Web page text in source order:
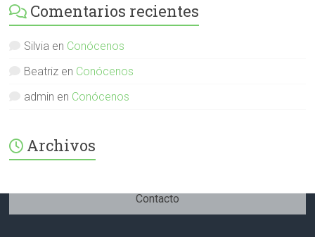
English-
Spanish-
379232072254671
en
Facebook
Comentarios recientes
Silvia en Conócenos
Beatriz en Conócenos
admin en Conócenos
Archivos
Contacto